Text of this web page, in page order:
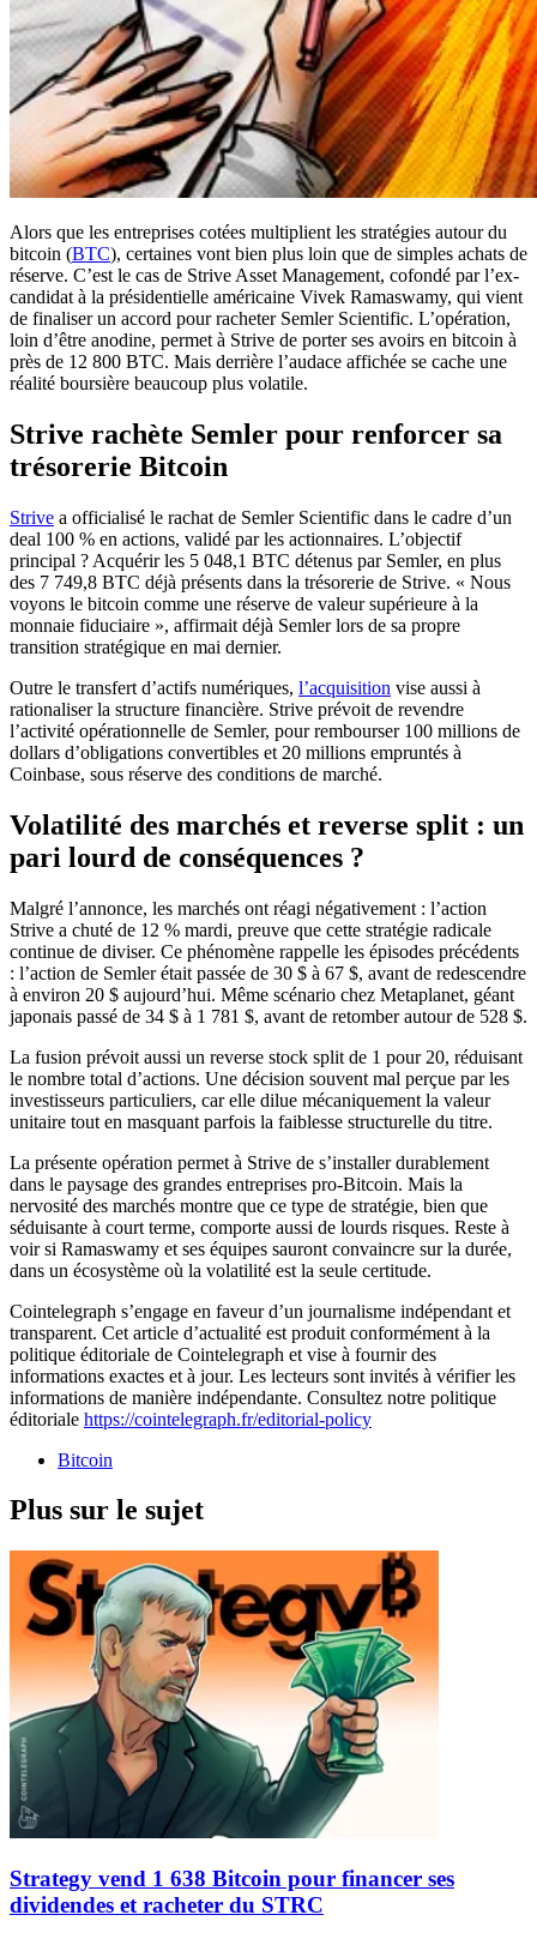
Alors que les entreprises cotées multiplient les stratégies autour du
bitcoin (BTC), certaines vont bien plus loin que de simples achats de
réserve. C’est le cas de Strive Asset Management, cofondé par l’ex-
candidat à la présidentielle américaine Vivek Ramaswamy, qui vient
de finaliser un accord pour racheter Semler Scientific. L’opération,
loin d’être anodine, permet à Strive de porter ses avoirs en bitcoin à
près de 12 800 BTC. Mais derrière l’audace affichée se cache une
réalité boursière beaucoup plus volatile.
Strive rachète Semler pour renforcer sa
trésorerie Bitcoin
Strive a officialisé le rachat de Semler Scientific dans le cadre d’un
deal 100 % en actions, validé par les actionnaires. L’objectif
principal ? Acquérir les 5 048,1 BTC détenus par Semler, en plus
des 7 749,8 BTC déjà présents dans la trésorerie de Strive. « Nous
voyons le bitcoin comme une réserve de valeur supérieure à la
monnaie fiduciaire », affirmait déjà Semler lors de sa propre
transition stratégique en mai dernier.
Outre le transfert d’actifs numériques, l’acquisition vise aussi à
rationaliser la structure financière. Strive prévoit de revendre
l’activité opérationnelle de Semler, pour rembourser 100 millions de
dollars d’obligations convertibles et 20 millions empruntés à
Coinbase, sous réserve des conditions de marché.
Volatilité des marchés et reverse split : un
pari lourd de conséquences ?
Malgré l’annonce, les marchés ont réagi négativement : l’action
Strive a chuté de 12 % mardi, preuve que cette stratégie radicale
continue de diviser. Ce phénomène rappelle les épisodes précédents
: l’action de Semler était passée de 30 $ à 67 $, avant de redescendre
à environ 20 $ aujourd’hui. Même scénario chez Metaplanet, géant
japonais passé de 34 $ à 1 781 $, avant de retomber autour de 528 $.
La fusion prévoit aussi un reverse stock split de 1 pour 20, réduisant
le nombre total d’actions. Une décision souvent mal perçue par les
investisseurs particuliers, car elle dilue mécaniquement la valeur
unitaire tout en masquant parfois la faiblesse structurelle du titre.
La présente opération permet à Strive de s’installer durablement
dans le paysage des grandes entreprises pro-Bitcoin. Mais la
nervosité des marchés montre que ce type de stratégie, bien que
séduisante à court terme, comporte aussi de lourds risques. Reste à
voir si Ramaswamy et ses équipes sauront convaincre sur la durée,
dans un écosystème où la volatilité est la seule certitude.
Cointelegraph s’engage en faveur d’un journalisme indépendant et
transparent. Cet article d’actualité est produit conformément à la
politique éditoriale de Cointelegraph et vise à fournir des
informations exactes et à jour. Les lecteurs sont invités à vérifier les
informations de manière indépendante. Consultez notre politique
éditoriale https://cointelegraph.fr/editorial-policy
Bitcoin
Plus sur le sujet
Strategy vend 1 638 Bitcoin pour financer ses
dividendes et racheter du STRC